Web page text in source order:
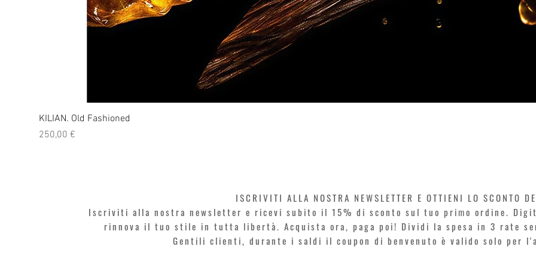
KILIAN. Old Fashioned
Prezzo
250,00 €
ISCRIVITI ALLA NOSTRA NEWSLETTER E OTTIENI LO SCONTO
Iscriviti alla nostra newsletter e ricevi subito il 15% di sconto sul tuo primo ordine. Digita
rinnova il tuo stile in tutta libertà. Acquista ora, paga poi! Dividi la spesa in 3 rate
Gentili clienti, durante i saldi il coupon di benvenuto è valido solo per